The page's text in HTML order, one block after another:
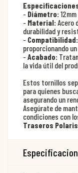
- Diámetro:12mm
- Material:Acero
durabilidad y
- Compatibilidad:
proporcionando
- Acabado:
la vida útil del
Estos tornillos
para quienes
asegurando un
Asegúrate de
condiciones con
Traseros Polaris